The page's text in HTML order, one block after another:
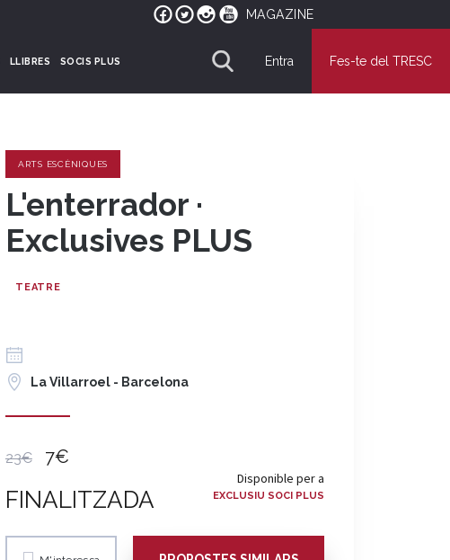
MAGAZINE
LLIBRES SOCIS PLUS Entra Fes-te del TRESC
ARTS ESCÈNIQUES
L'enterrador ·
Exclusives PLUS
TEATRE
La Villarroel - Barcelona
23€ 7€
FINALITZADA
Disponible per a
EXCLUSIU SOCI PLUS